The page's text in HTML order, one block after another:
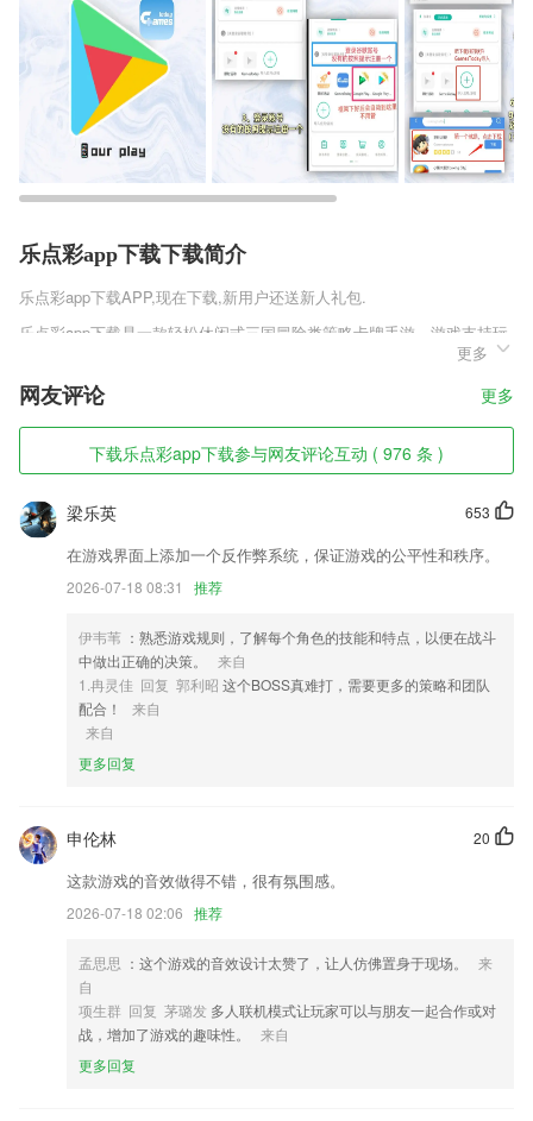
乐点彩app下载下载简介
乐点彩app下载APP,现在下载,新用户还送新人礼包.
乐点彩app下载是一款轻松休闲式三国冒险类策略卡牌手游。游戏支持玩
家万人同屏竞技，上演激情对抗。不断收集自己心目中的极品三国武将，
通过自己的布阵搭配，从策略层面碾压对手。欢乐三国2019全新版里的
玩家，可以通过社交功能进行语音交流，组队配合默契，一起将自己的国
家势力经营壮大。
乐点彩app下载软件特色
1,推荐赚钱，推荐他来学车，现金奖励拿万元
2,全部送单版块新增了送单状态、搜索电话、送单列表；
3,上传照片，获取处理的效果图预览。无论是老照片，还是现拍的照片，
对于我们都是一个美好的记录。通过照片修复管家软件对一些珍贵的旧照
4,航拍社区，一键上传，大片齐分享
5,公交车定位，车到哪，附近到站，一目了然。
6,界面UI非常简洁美观，在线备考更加方便。
乐点彩app下载软件优势
2.【阿拉伯语字母表】轻松掌握阿拉伯语字母字形和德语发音，学阿拉伯
语基础，学习阿拉伯语字母发音表，阿拉伯语真人标准发音，可录音跟读
学习，单元音，二重元音，辅音标准发音与发音技巧。每日阿拉伯语听
力，贴心的出国翻译官。
3.由名师团队全力打造的各类专业的进阶课程，让各专业学员由入门课程
到高级课程可以全栈式学习，从小白变成各类专业熟练掌握的能手。
4.学习方便：课件支持下载之后离线播放，可离线观看课程视频
5.海量高质量学习资源，保持持续更新资源，让孩子告别绘本学习的枯
燥，建立自主学习的乐趣
更多
网友评论 更多
下载乐点彩app下载参与网友评论互动 ( 976 条 )
653
梁乐英
在游戏界面上添加一个反作弊系统，保证游戏的公平性和秩序。
2026-07-18 08:31 推荐
伊韦苇 ：熟悉游戏规则，了解每个角色的技能和特点，以便在战斗
中做出正确的决策。
来自
1.冉灵佳 回复 郭利昭 这个BOSS真难打，需要更多的策略和团队
配合！
来自
来自
更多回复
20
申伦林
这款游戏的音效做得不错，很有氛围感。
2026-07-18 02:06 推荐
孟思思 ：这个游戏的音效设计太赞了，让人仿佛置身于现场。
来
自
项生群 回复 茅璐发 多人联机模式让玩家可以与朋友一起合作或对
战，增加了游戏的趣味性。
来自
更多回复